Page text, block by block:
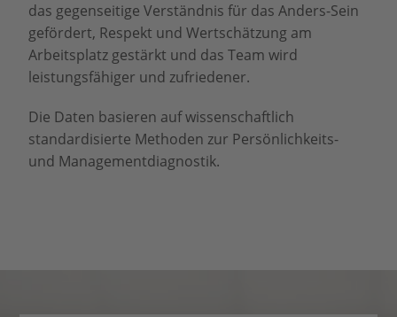
das gegenseitige Verständnis für das Anders-Sein
gefördert, Respekt und Wertschätzung am
Arbeitsplatz gestärkt und das Team wird
leistungsfähiger und zufriedener.
Die Daten basieren auf wissenschaftlich
standardisierte Methoden zur Persönlichkeits-
und Managementdiagnostik.